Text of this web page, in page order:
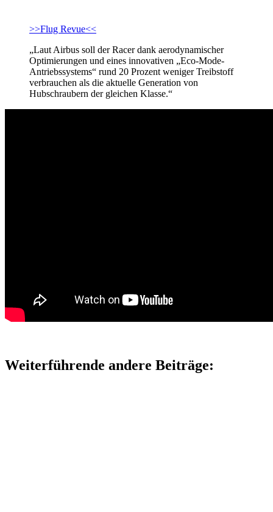
>>Flug Revue<<
„Laut Airbus soll der Racer dank aerodynamischer
Optimierungen und eines innovativen „Eco-Mode-
Antriebssystems“ rund 20 Prozent weniger Treibstoff
verbrauchen als die aktuelle Generation von
Hubschraubern der gleichen Klasse.“
Weiterführende andere Beiträge: